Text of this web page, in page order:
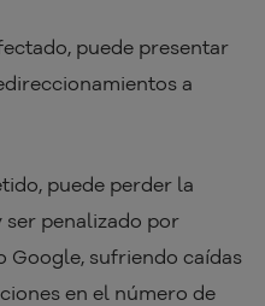
puede presentar
a
puede perder la
ser penalizado por
Google, sufriendo caídas
en el número de